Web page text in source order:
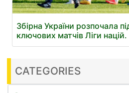
Збірна України розпочала
ключових матчів Ліги націй.
CATEGORIES